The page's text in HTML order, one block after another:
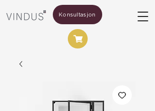
Konsultasjon